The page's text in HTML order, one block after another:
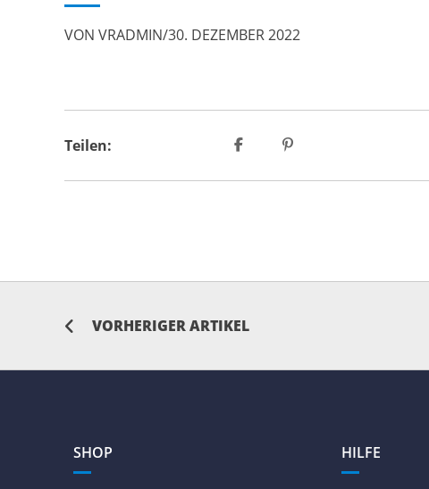
VON VRADMIN/30. DEZEMBER 2022
Teilen:
VORHERIGER ARTIKEL
SHOP HILFE